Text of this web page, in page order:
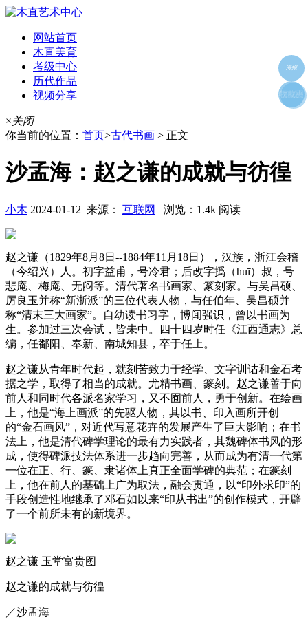
网站首页
木直美育
考级中心
历代作品
视频分享
×关闭
你当前的位置： 首页>古代书画 > 正文
沙孟海：赵之谦的成就与彷徨
小木 2024-01-12 来源： 互联网 浏览：1.4k 阅读
赵之谦（1829年8月8日--1884年11月18日），汉族，浙江会稽
（今绍兴）人。初字益甫，号冷君；后改字撝（huī）叔，号
悲庵、梅庵、无闷等。清代著名书画家、篆刻家。与吴昌硕、
厉良玉并称“新浙派”的三位代表人物，与任伯年、吴昌硕并
称“清末三大画家”。自幼读书习字，博闻强识，曾以书画为
生。参加过三次会试，皆未中。四十四岁时任《江西通志》总
编，任鄱阳、奉新、南城知县，卒于任上。
赵之谦从青年时代起，就刻苦致力于经学、文字训诂和金石考
据之学，取得了相当的成就。尤精书画、篆刻。赵之谦善于向
前人和同时代各派名家学习，又不囿前人，勇于创新。在绘画
上，他是“海上画派”的先驱人物，其以书、印入画所开创
的“金石画风”，对近代写意花卉的发展产生了巨大影响；在书
法上，他是清代碑学理论的最有力实践者，其魏碑体书风的形
成，使得碑派技法体系进一步趋向完善，从而成为有清一代第
一位在正、行、篆、隶诸体上真正全面学碑的典范；在篆刻
上，他在前人的基础上广为取法，融会贯通，以“印外求印”的
手段创造性地继承了邓石如以来“印从书出”的创作模式，开辟
了一个前所未有的新境界。
赵之谦 玉堂富贵图
赵之谦的成就与彷徨
／沙孟海
海报
好友
朋友圈
收藏夹